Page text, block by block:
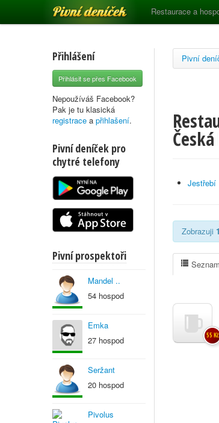
Pivní deníček Restaurace a
Přihlášení
Přihlásit se přes Facebook
Nepoužíváš Facebook?
Pak je tu klasická
registrace a přihlašení.
Pivní deníček pro
chytré telefony
Pivní prospektoři
Mandel ..
54 hospod
Emka
27 hospod
Seržant
20 hospod
Pivolus
Pivní
Jestřebí
Zobrazuji 1
55 Kč